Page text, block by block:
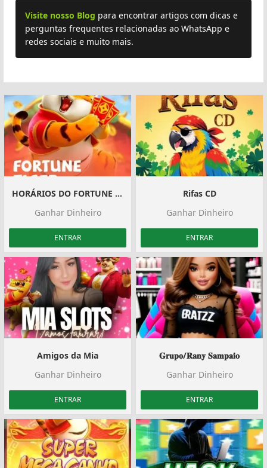
Visite nosso Blog para encontrar artigos com dicas e
perguntas frequentes relacionadas ao WhatsApp e
redes sociais e muito mais.
HORÁRIOS DO FORTUNE TIGER
Ganhar Dinheiro
ENTRAR
Rifas CD
Ganhar Dinheiro
ENTRAR
Amigos da Mia
Ganhar Dinheiro
ENTRAR
𝐆𝐫𝐮𝐩𝐨/𝐑𝐚𝐧𝐲 𝐒𝐚𝐦𝐩𝐚𝐢𝐨
Ganhar Dinheiro
ENTRAR